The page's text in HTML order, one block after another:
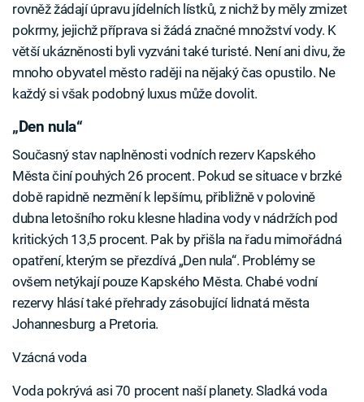
rovněž žádají úpravu jídelních lístků, z nichž by měly zmizet
pokrmy, jejichž příprava si žádá značné množství vody. K
větší ukázněnosti byli vyzváni také turisté. Není ani divu, že
mnoho obyvatel město raději na nějaký čas opustilo. Ne
každý si však podobný luxus může dovolit.
„Den nula“
Současný stav naplněnosti vodních rezerv Kapského
Města činí pouhých 26 procent. Pokud se situace v brzké
době rapidně nezmění k lepšímu, přibližně v polovině
dubna letošního roku klesne hladina vody v nádržích pod
kritických 13,5 procent. Pak by přišla na řadu mimořádná
opatření, kterým se přezdívá „Den nula“. Problémy se
ovšem netýkají pouze Kapského Města. Chabé vodní
rezervy hlásí také přehrady zásobující lidnatá města
Johannesburg a Pretoria.
Vzácná voda
Voda pokrývá asi 70 procent naší planety. Sladká voda